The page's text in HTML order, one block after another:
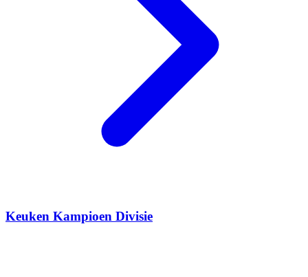
Keuken Kampioen Divisie